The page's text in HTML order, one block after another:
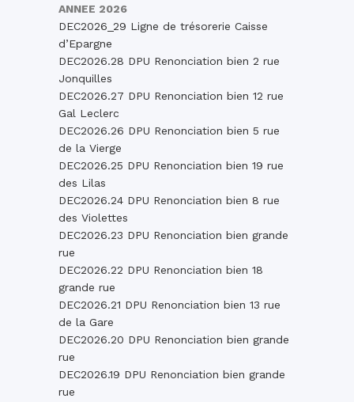
ANNEE 2026
DEC2026_29 Ligne de trésorerie Caisse
d’Epargne
DEC2026.28 DPU Renonciation bien 2 rue
Jonquilles
DEC2026.27 DPU Renonciation bien 12 rue
Gal Leclerc
DEC2026.26 DPU Renonciation bien 5 rue
de la Vierge
DEC2026.25 DPU Renonciation bien 19 rue
des Lilas
DEC2026.24 DPU Renonciation bien 8 rue
des Violettes
DEC2026.23 DPU Renonciation bien grande
rue
DEC2026.22 DPU Renonciation bien 18
grande rue
DEC2026.21 DPU Renonciation bien 13 rue
de la Gare
DEC2026.20 DPU Renonciation bien grande
rue
DEC2026.19 DPU Renonciation bien grande
rue